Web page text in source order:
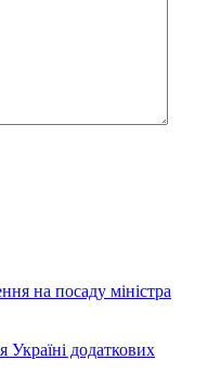
на посаду міністра
додаткових